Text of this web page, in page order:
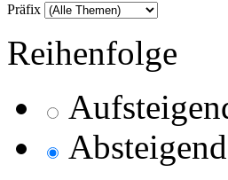
Präfix
Reihenfolge
Absteigend